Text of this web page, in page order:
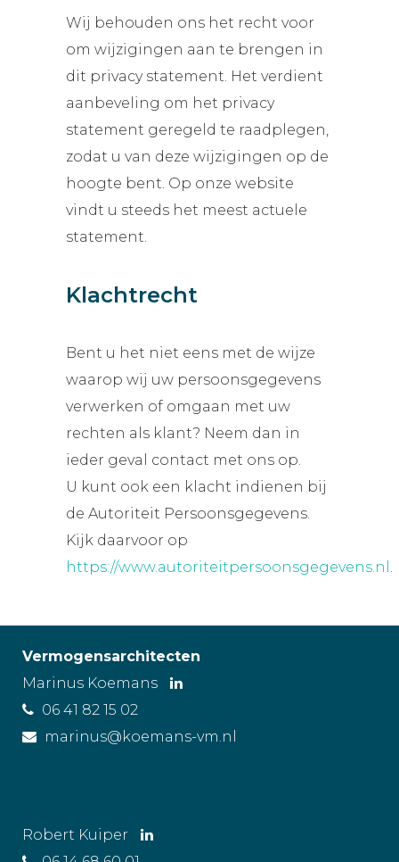
Wij behouden ons het recht voor
om wijzigingen aan te brengen in
dit privacy statement. Het verdient
aanbeveling om het privacy
statement geregeld te raadplegen,
zodat u van deze wijzigingen op de
hoogte bent. Op onze website
vindt u steeds het meest actuele
statement.
Klachtrecht
Bent u het niet eens met de wijze
waarop wij uw persoonsgegevens
verwerken of omgaan met uw
rechten als klant? Neem dan in
ieder geval contact met ons op.
U kunt ook een klacht indienen bij
de Autoriteit Persoonsgegevens.
Kijk daarvoor op
https://www.autoriteitpersoonsgegevens.nl .
Vermogensarchitecten
Marinus Koemans
06 41 82 15 02
marinus@koemans-vm.nl
Robert Kuiper